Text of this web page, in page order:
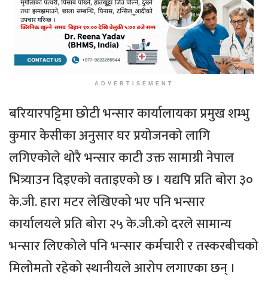
ADVERTISEMENT
बरियारपट्टिमा छोटी भन्सार कार्यालायका प्रमुख शम्भु
कुमार केसीका अनुसार घर प्रयोजनको लागि
लगिएकोले थोरै भन्सार काटी उक्त सामाग्री नेपाल
भित्र्याउन दिइएको वताइएको छ । यद्यपि प्रति बोरा ३०
के.जी. हारा मटर लेखिएको भए पनि भन्सार
कार्यालयले प्रति बोरा २५ के.जी.को दरले सामान्य
भन्सार लिएकोले पनि भन्सार कर्मचारी र तस्करबीचको
मिलोमतो रहेको स्थानीयले आरोप लगाएका छन् ।